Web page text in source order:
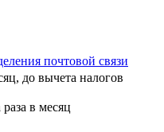
почтовой связи
до вычета налогов
в месяц